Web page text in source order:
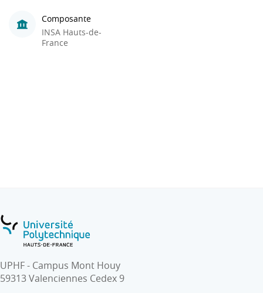
Composante
INSA Hauts-de-
France
UPHF - Campus Mont Houy
59313 Valenciennes Cedex 9